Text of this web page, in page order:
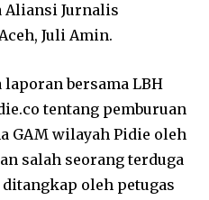
Aliansi Jurnalis
Juli Amin.
bersama LBH
tentang pemburuan
GAM wilayah Pidie oleh
salah seorang terduga
oleh petugas